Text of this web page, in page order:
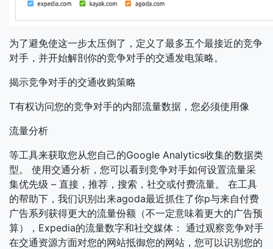
为了避免使这一步太压倒了，定义了最多五个最接近的竞争
对手，并开始解剖你的竞争对手的交通发电策略。
揭示竞争对手的交通收购策略
T有权访问您的竞争对手的内部流量数据，您必须使用像
流量分析
等工具来获取您从您自己的Google Analytics收集的数据类
型。 使用交通分析，您可以看到竞争对手如何设置流量采
集优先级 – 直接，推荐，搜索，社交或付费流量。 在工具
的帮助下，我们识别出来agoda最近抓住了你p与来自付费
广告系列获得更大的流量份额（不一定意味着更大的广告预
算），Expedia的流量数字和社交媒体： 通过观察竞争对手
在交通资源方面对您的网站抵御您的网站，您可以识别您的